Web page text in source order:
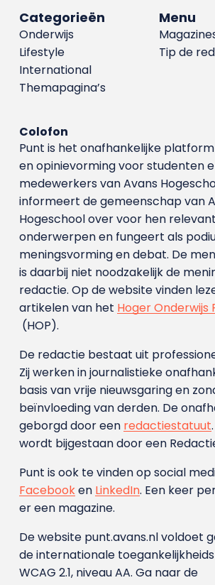
Menu
Tip de
Categorieën
Onderwijs
Lifestyle
International
Themapagina’s
Colofon
Punt is het onafhankelijke
en opinievorming voor studenten
medewerkers van Avans
informeert de gemeenschap van
Hogeschool over voor hen
onderwerpen en fungeert als
meningsvorming en debat. De
is daarbij niet noodzakelijk de
redactie. Op de website vinden
artikelen van het Hoger Onderwijs
(HOP).
De redactie bestaat uit
Zij werken in journalistieke
basis van vrije nieuwsgaring en
beïnvloeding van derden. De
geborgd door een redactiestatuut
wordt bijgestaan door een
Punt is ook te vinden op social
Facebooken LinkedIn. Een keer
er een magazine.
De website punt.avans.nl voldoet
de internationale
WCAG 2.1, niveau AA. Ga naar de